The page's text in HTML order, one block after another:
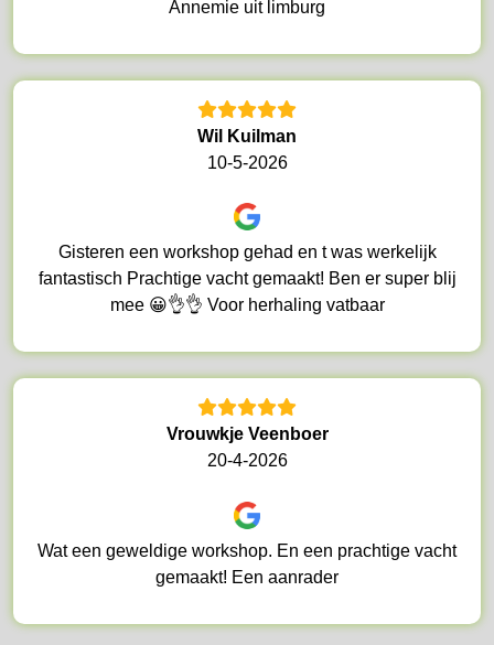
Annemie uit limburg
Wil Kuilman
10-5-2026
Gisteren een workshop gehad en t was werkelijk
fantastisch Prachtige vacht gemaakt! Ben er super blij
mee 😀👌👌 Voor herhaling vatbaar
Vrouwkje Veenboer
20-4-2026
Wat een geweldige workshop. En een prachtige vacht
gemaakt! Een aanrader